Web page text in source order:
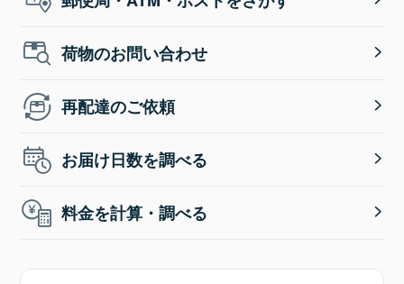
荷物のお問い合わせ
再配達のご依頼
お届け日数を調べる
料金を計算・調べる